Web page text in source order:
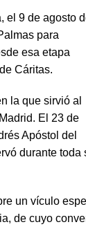
el 9 de agosto
para
esa etapa
Cáritas.
la que sirvió al
El 23 de
Apóstol del
durante toda
un vículo
de cuyo